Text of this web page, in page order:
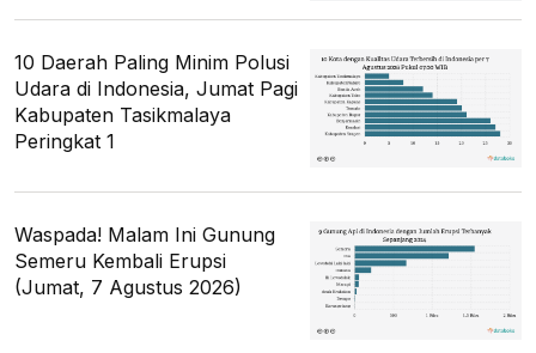
10 Daerah Paling Minim Polusi
Udara di Indonesia, Jumat Pagi
Kabupaten Tasikmalaya
Peringkat 1
Waspada! Malam Ini Gunung
Semeru Kembali Erupsi
(Jumat, 7 Agustus 2026)